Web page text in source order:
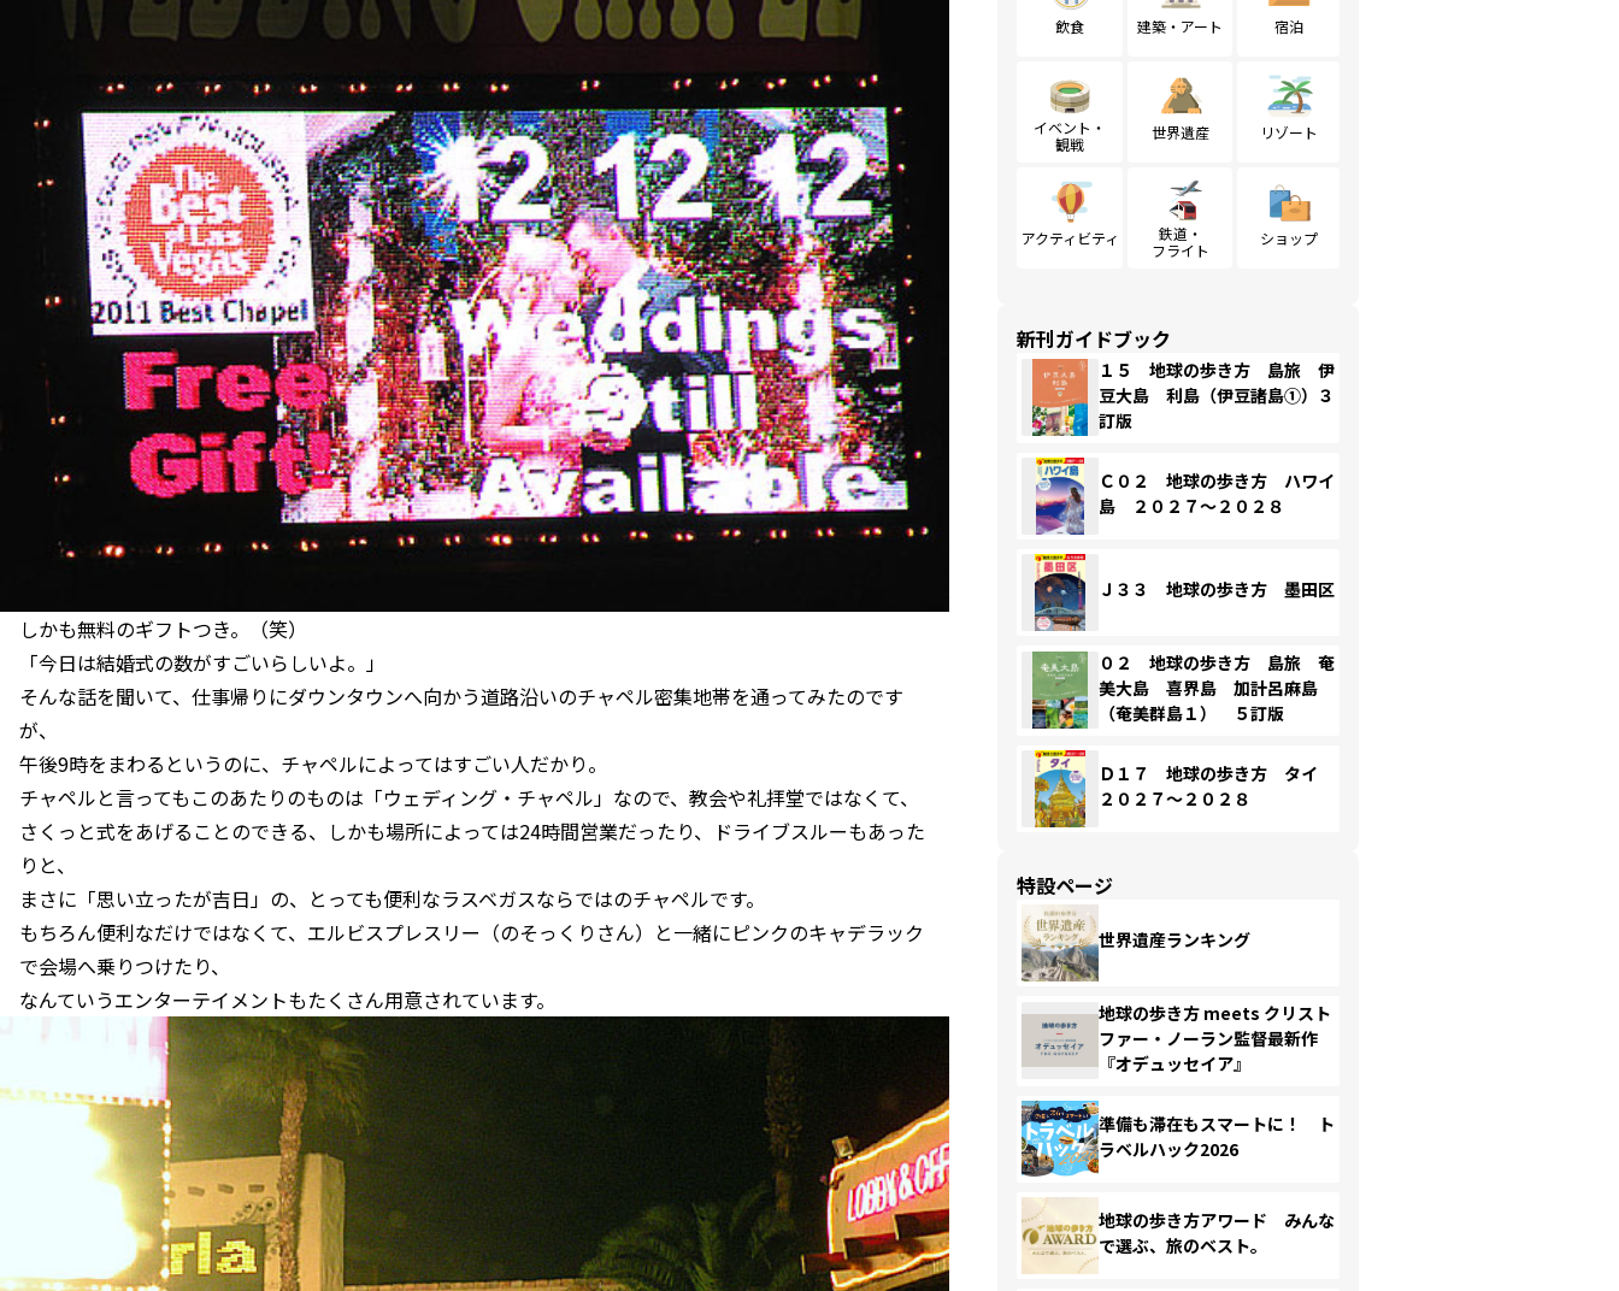
しかも無料のギフトつき。（笑）
「今日は結婚式の数がすごいらしいよ。」
そんな話を聞いて、仕事帰りにダウンタウンへ向かう道路沿いのチャペル密集地帯を通ってみたのです
が、
午後9時をまわるというのに、チャペルによってはすごい人だかり。
チャペルと言ってもこのあたりのものは「ウェディング・チャペル」なので、教会や礼拝堂ではなくて、
さくっと式をあげることのできる、しかも場所によっては24時間営業だったり、ドライブスルーもあった
りと、
まさに「思い立ったが吉日」の、とっても便利なラスベガスならではのチャペルです。
もちろん便利なだけではなくて、エルビスプレスリー（のそっくりさん）と一緒にピンクのキャデラック
で会場へ乗りつけたり、
なんていうエンターテイメントもたくさん用意されています。
飲食 建築・アート 宿泊
イベント・
観戦
世界遺産 リゾート
アクティビティ
鉄道・
フライト
ショップ
新刊ガイドブック
１５ 地球の歩き方 島旅 伊
豆大島 利島（伊豆諸島①）３
訂版
Ｃ０２ 地球の歩き方 ハワイ
島 ２０２７～２０２８
Ｊ３３ 地球の歩き方 墨田区
０２ 地球の歩き方 島旅 奄
美大島 喜界島 加計呂麻島
（奄美群島１） ５訂版
Ｄ１７ 地球の歩き方 タイ
２０２７～２０２８
特設ページ
世界遺産ランキング
地球の歩き方 meets クリスト
ファー・ノーラン監督最新作
『オデュッセイア』
準備も滞在もスマートに！ ト
ラベルハック2026
地球の歩き方アワード みんな
で選ぶ、旅のベスト。